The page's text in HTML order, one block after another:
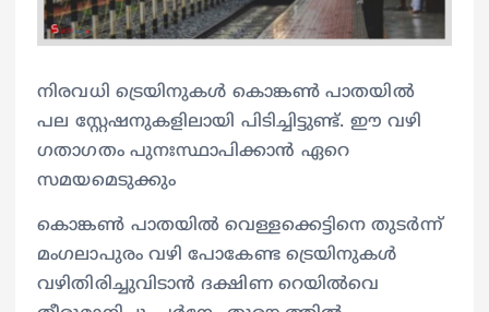
നിരവധി ട്രെയിനുകൾ കൊങ്കൺ പാതയിൽ
പല സ്റ്റേഷനുകളിലായി പിടിച്ചിട്ടുണ്ട്. ഈ വഴി
ഗതാഗതം പുനഃസ്ഥാപിക്കാൻ ഏറെ
സമയമെടുക്കും
കൊങ്കൺ പാതയിൽ വെള്ളക്കെട്ടിനെ തുടർന്ന്
മംഗലാപുരം വഴി പോകേണ്ട ട്രെയിനുകൾ
വഴിതിരിച്ചുവിടാൻ ദക്ഷിണ റെയിൽവെ